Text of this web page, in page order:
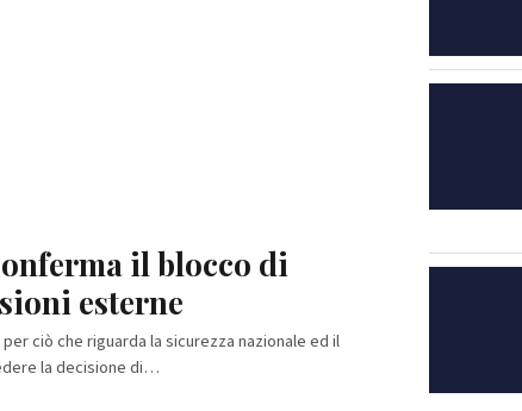
il blocco di
esterne
ciò che riguarda la sicurezza nazionale ed il
la decisione di…